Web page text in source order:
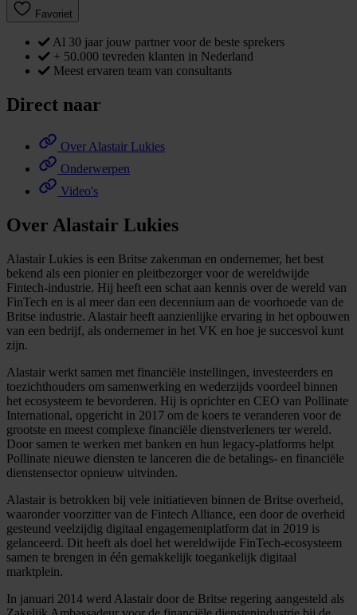
Favoriet
Al 30 jaar jouw partner voor de beste sprekers
+ 50.000 tevreden klanten in Nederland
Meest ervaren team van consultants
Direct naar
Over Alastair Lukies
Onderwerpen
Video's
Over Alastair Lukies
Alastair Lukies is een Britse zakenman en ondernemer, het best
bekend als een pionier en pleitbezorger voor de wereldwijde
Fintech-industrie. Hij heeft een schat aan kennis over de wereld van
FinTech en is al meer dan een decennium aan de voorhoede van de
Britse industrie. Alastair heeft aanzienlijke ervaring in het opbouwen
van een bedrijf, als ondernemer in het VK en hoe je succesvol kunt
zijn.
Alastair werkt samen met financiële instellingen, investeerders en
toezichthouders om samenwerking en wederzijds voordeel binnen
het ecosysteem te bevorderen. Hij is oprichter en CEO van Pollinate
International, opgericht in 2017 om de koers te veranderen voor de
grootste en meest complexe financiële dienstverleners ter wereld.
Door samen te werken met banken en hun legacy-platforms helpt
Pollinate nieuwe diensten te lanceren die de betalings- en financiële
dienstensector opnieuw uitvinden.
Alastair is betrokken bij vele initiatieven binnen de Britse overheid,
waaronder voorzitter van de Fintech Alliance, een door de overheid
gesteund veelzijdig digitaal engagementplatform dat in 2019 is
gelanceerd. Dit heeft als doel het wereldwijde FinTech-ecosysteem
samen te brengen in één gemakkelijk toegankelijk digitaal
marktplein.
In januari 2014 werd Alastair door de Britse regering aangesteld als